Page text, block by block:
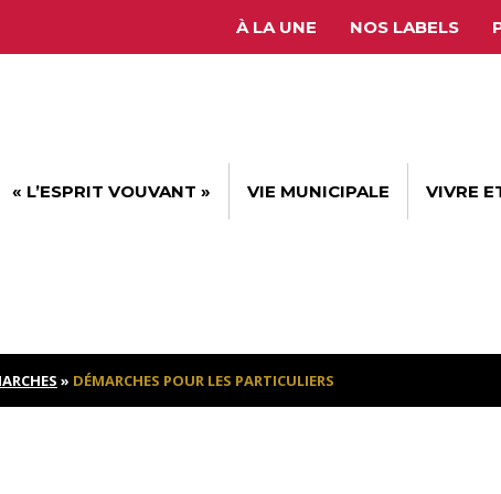
À LA UNE NOS LABELS
« L’ESPRIT VOUVANT » VIE MUNICIPALE VIVRE
» DÉMARCHES POUR LES PARTICULIERS